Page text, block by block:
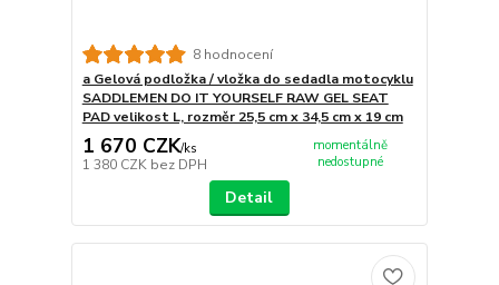
8 hodnocení
a Gelová podložka / vložka do sedadla motocyklu
SADDLEMEN DO IT YOURSELF RAW GEL SEAT
PAD velikost L, rozměr 25,5 cm x 34,5 cm x 19 cm
1 670 CZK/ks
1 380 CZK bez DPH
momentálně
nedostupné
Detail